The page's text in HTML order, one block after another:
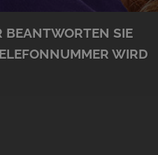
BEANTWORTEN SIE
WIRD